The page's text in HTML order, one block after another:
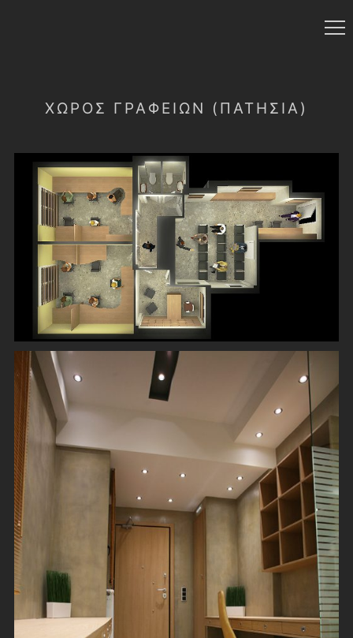
ΧΩΡΟΣ ΓΡΑΦΕΙΩΝ (ΠΑΤΗΣΙΑ)